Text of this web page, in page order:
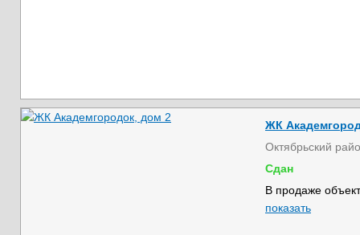
ЖК
Октябрьский
Сдан
В продаже
показать